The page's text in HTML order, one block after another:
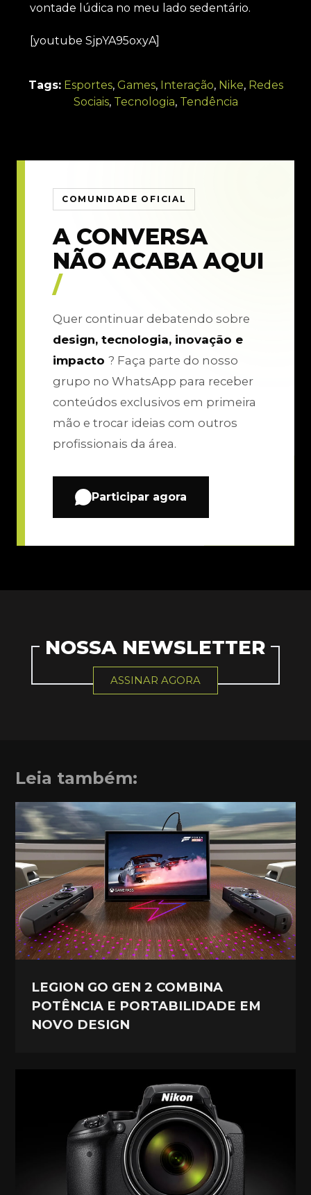
vontade lúdica no meu lado sedentário.
[youtube SjpYA95oxyA]
Tags: Esportes, Games, Interação, Nike, Redes
Sociais, Tecnologia, Tendência
COMUNIDADE OFICIAL
A CONVERSA
NÃO ACABA AQUI
/
Quer continuar debatendo sobre
design, tecnologia, inovação e
impacto ? Faça parte do nosso
grupo no WhatsApp para receber
conteúdos exclusivos em primeira
mão e trocar ideias com outros
profissionais da área.
Participar agora
NOSSA NEWSLETTER
ASSINAR AGORA
Leia também:
LEGION GO GEN 2 COMBINA
POTÊNCIA E PORTABILIDADE EM
NOVO DESIGN